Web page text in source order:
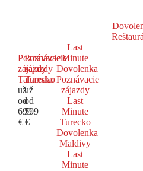
Poznávacie
zájazdy
Taliansko
už
od
699
€
Poznávacie
zájazdy
Turecko
už
od
599
€
Last
Minute
Dovolenka
Poznávacie
zájazdy
Last
Minute
Turecko
Dovolenka
Maldivy
Last
Minute